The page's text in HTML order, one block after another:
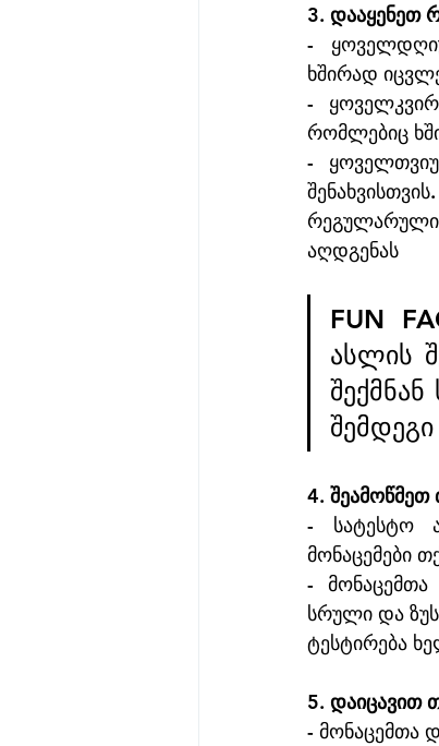
3. დააყენეთ
-
ხშირად
-
რომლებიც
-
შენახვისთვის.
რეგულარული
აღდგენას
FUN
ასლის
4. შეამოწმეთ
- სატესტო
მონაცემები
-
სრული და
ტესტირება
5. დაიცავით
- მონაცემთა